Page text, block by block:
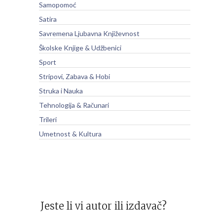
Samopomoć
Satira
Savremena Ljubavna Književnost
Školske Knjige & Udžbenici
Sport
Stripovi, Zabava & Hobi
Struka i Nauka
Tehnologija & Računari
Trileri
Umetnost & Kultura
Jeste li vi autor ili izdavač?